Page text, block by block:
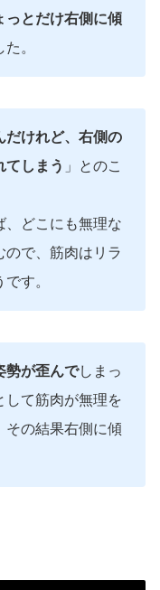
っとだけ右側に傾
。
だけれど、右側の
てしまう 」とのこ
、どこにも無理な
ので、筋肉はリラ
す。
勢が歪んでしまっ
して筋肉が無理を
その結果右側に傾